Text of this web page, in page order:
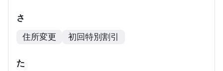
さ
住所変更
初回特別割引
た